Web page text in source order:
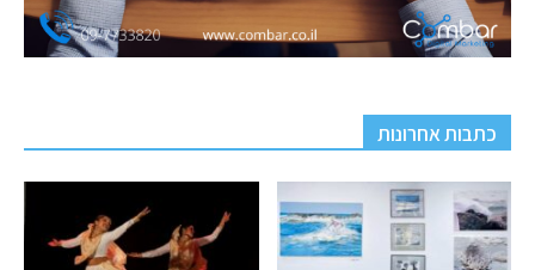
כתבות אחרונות